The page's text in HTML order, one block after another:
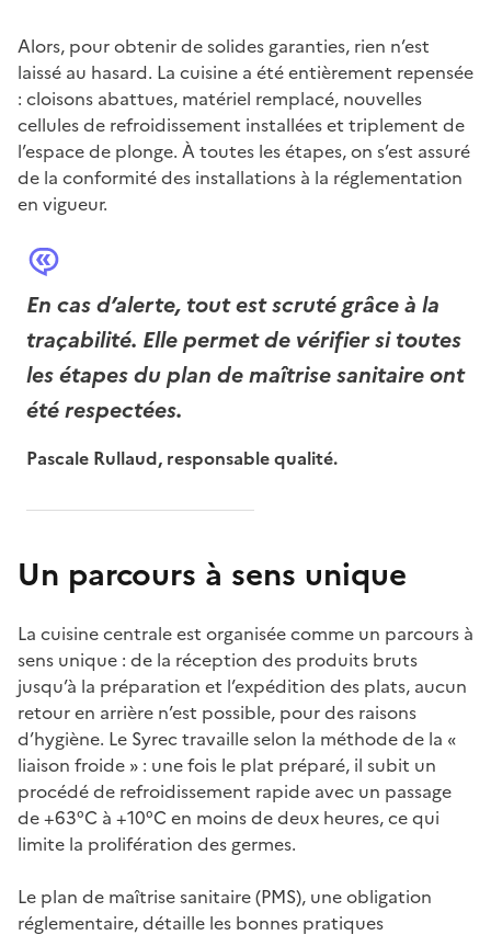
Alors, pour obtenir de solides garanties, rien n’est
laissé au hasard. La cuisine a été entièrement repensée
: cloisons abattues, matériel remplacé, nouvelles
cellules de refroidissement installées et triplement de
l’espace de plonge. À toutes les étapes, on s’est assuré
de la conformité des installations à la réglementation
en vigueur.
En cas d’alerte, tout est scruté grâce à la
traçabilité. Elle permet de vérifier si toutes
les étapes du plan de maîtrise sanitaire ont
été respectées.
Pascale Rullaud, responsable qualité.
Un parcours à sens unique
La cuisine centrale est organisée comme un parcours à
sens unique : de la réception des produits bruts
jusqu’à la préparation et l’expédition des plats, aucun
retour en arrière n’est possible, pour des raisons
d’hygiène. Le Syrec travaille selon la méthode de la «
liaison froide » : une fois le plat préparé, il subit un
procédé de refroidissement rapide avec un passage
de +63°C à +10°C en moins de deux heures, ce qui
limite la prolifération des germes.
Le plan de maîtrise sanitaire (PMS), une obligation
réglementaire, détaille les bonnes pratiques